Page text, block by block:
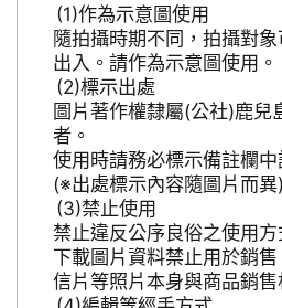
作為示意圖使用
隨拍攝時期不同，拍攝對
出入。請作為示意圖使用。
標示出處
圖片著作權隸屬(公社)鹿兒
者。
使用時請務必標示備註欄中
(※出處標示內容隨圖片而異)
禁止使用
禁止違反公序良俗之使用方
下載圖片資料禁止用於銷
信片等照片本身與商品銷售